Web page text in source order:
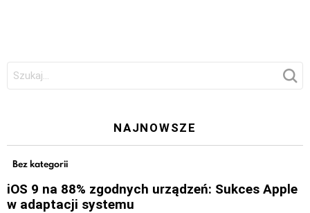
NAJNOWSZE
Bez kategorii
iOS 9 na 88% zgodnych urządzeń: Sukces Apple
w adaptacji systemu